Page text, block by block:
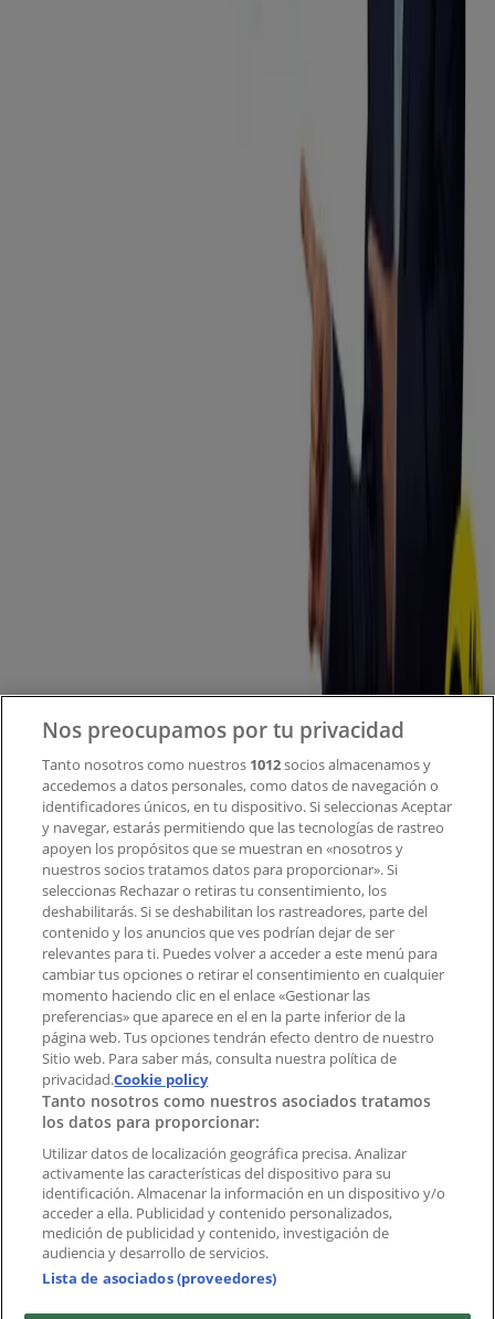
Tiendeo forma parte de Shopfully, la empresa
tecnológica que está reinventando las compras locales
Contacto comercial y de marketing
Tienda mal colocada en el mapa
Notificar un folleto
¿Encontraste un problema en la web o en la
aplicación?
Índices
Marcas
Marcas locales
Negocios
Negocios cercanos
Productos
Productos locales
Ciudades
Descargar la APP Tiendeo
Nos preocupamos por tu privacidad
Tanto nosotros como nuestros 1012socios almacenamos y
accedemos a datos personales, como datos de navegación o
identificadores únicos, en tu dispositivo. Si seleccionas Aceptar
y navegar, estarás permitiendo que las tecnologías de rastreo
apoyen los propósitos que se muestran en «nosotros y
nuestros socios tratamos datos para proporcionar». Si
seleccionas Rechazar o retiras tu consentimiento, los
deshabilitarás. Si se deshabilitan los rastreadores, parte del
contenido y los anuncios que ves podrían dejar de ser
relevantes para ti. Puedes volver a acceder a este menú para
cambiar tus opciones o retirar el consentimiento en cualquier
momento haciendo clic en el enlace «Gestionar las
preferencias» que aparece en el en la parte inferior de la
página web. Tus opciones tendrán efecto dentro de nuestro
Sitio web. Para saber más, consulta nuestra política de
privacidad.Cookie policy
Tanto nosotros como nuestros asociados tratamos
los datos para proporcionar:
Utilizar datos de localización geográfica precisa. Analizar
activamente las características del dispositivo para su
identificación. Almacenar la información en un dispositivo y/o
acceder a ella. Publicidad y contenido personalizados,
medición de publicidad y contenido, investigación de
audiencia y desarrollo de servicios.
Lista de asociados (proveedores)